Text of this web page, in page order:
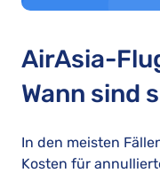
AirAsia-
Wann sind
In den meisten
Kosten für